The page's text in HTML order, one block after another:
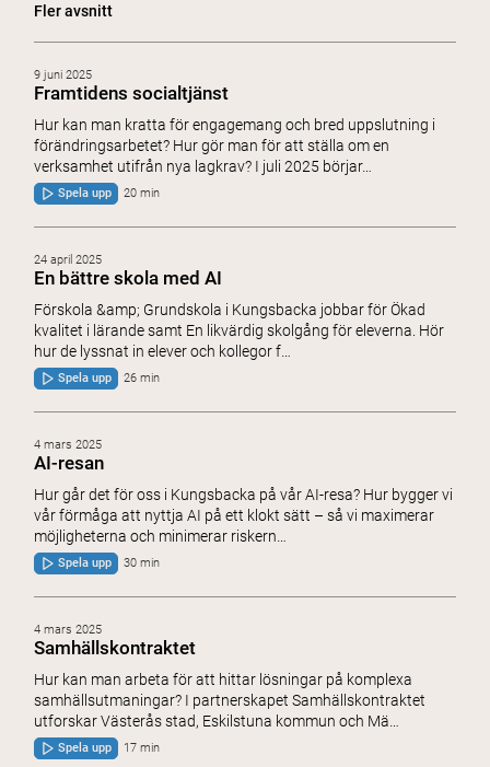
Fler avsnitt
9 juni 2025
Framtidens socialtjänst
Hur kan man kratta för engagemang och bred uppslutning i
förändringsarbetet? Hur gör man för att ställa om en
verksamhet utifrån nya lagkrav? I juli 2025 börjar…
Spela upp 20 min
24 april 2025
En bättre skola med AI
Förskola &amp; Grundskola i Kungsbacka jobbar för Ökad
kvalitet i lärande samt En likvärdig skolgång för eleverna. Hör
hur de lyssnat in elever och kollegor f…
Spela upp 26 min
4 mars 2025
AI-resan
Hur går det för oss i Kungsbacka på vår AI-resa? Hur bygger vi
vår förmåga att nyttja AI på ett klokt sätt – så vi maximerar
möjligheterna och minimerar riskern…
Spela upp 30 min
4 mars 2025
Samhällskontraktet
Hur kan man arbeta för att hittar lösningar på komplexa
samhällsutmaningar? I partnerskapet Samhällskontraktet
utforskar Västerås stad, Eskilstuna kommun och Mä…
Spela upp 17 min